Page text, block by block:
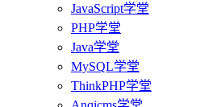
JavaScript学堂
PHP学堂
Java学堂
MySQL学堂
ThinkPHP学堂